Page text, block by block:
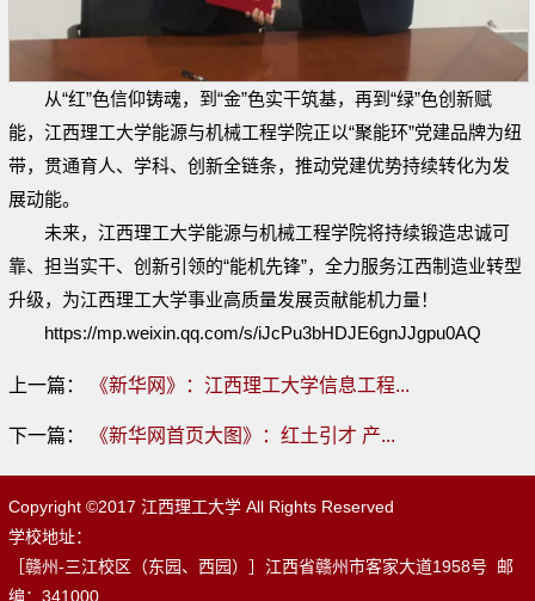
从“红”色信仰铸魂，到“金”色实干筑基，再到“绿”色创新赋
能，江西理工大学能源与机械工程学院正以“聚能环”党建品牌为纽
带，贯通育人、学科、创新全链条，推动党建优势持续转化为发
展动能。
未来，江西理工大学能源与机械工程学院将持续锻造忠诚可
靠、担当实干、创新引领的“能机先锋”，全力服务江西制造业转型
升级，为江西理工大学事业高质量发展贡献能机力量！
https://mp.weixin.qq.com/s/iJcPu3bHDJE6gnJJgpu0AQ
上一篇： 《新华网》：江西理工大学信息工程...
下一篇： 《新华网首页大图》：红土引才 产...
Copyright ©2017 江西理工大学 All Rights Reserved
学校地址：
［赣州-三江校区（东园、西园）］江西省赣州市客家大道1958号 邮
编：341000